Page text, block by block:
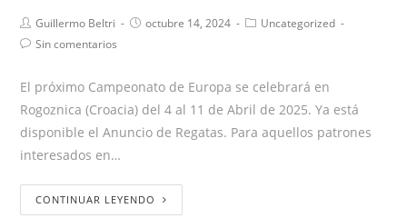
Guillermo Beltri octubre 14, 2024
Uncategorized
Sin comentarios
El próximo Campeonato de Europa se celebrará en
Rogoznica (Croacia) del 4 al 11 de Abril de 2025. Ya está
disponible el Anuncio de Regatas. Para aquellos patrones
interesados en…
CONTINUAR LEYENDO